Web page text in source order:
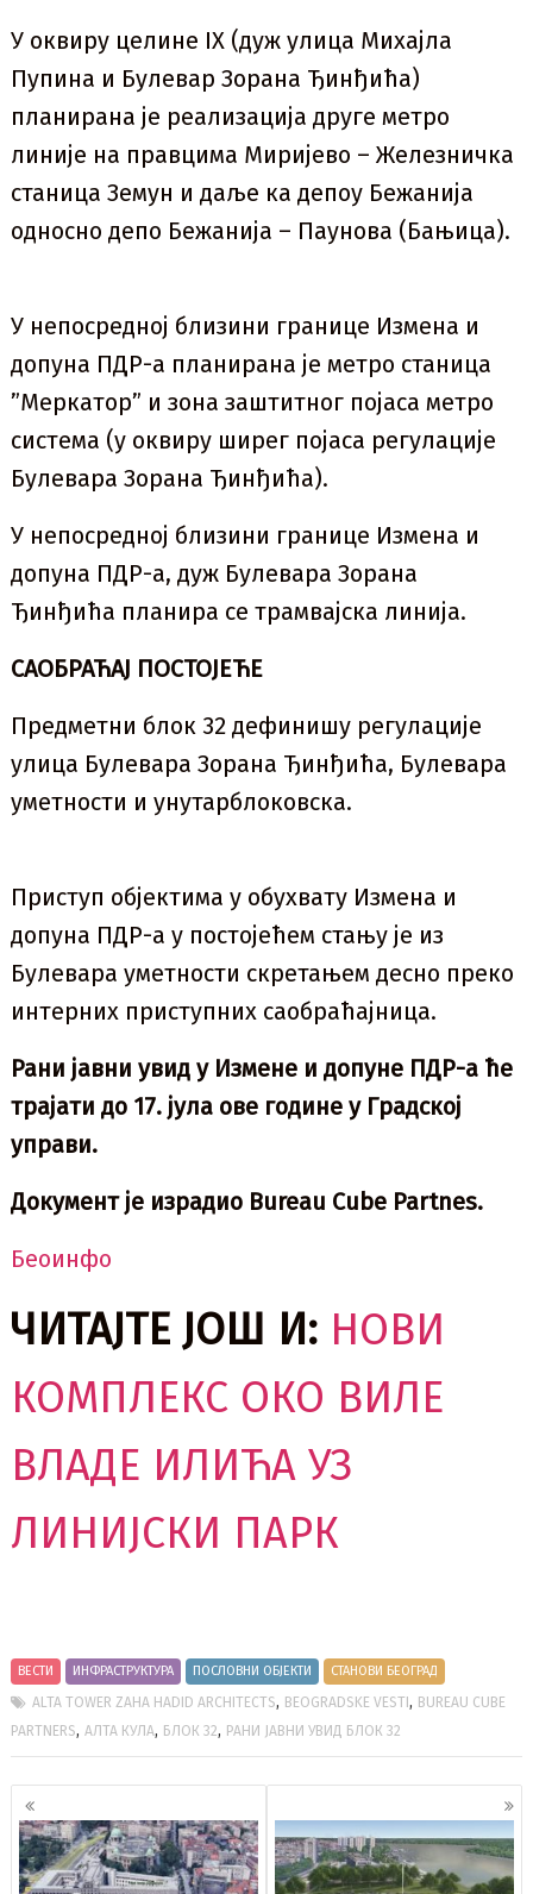
У оквиру целине IX (дуж улица Михајла
Пупина и Булевар Зорана Ђинђића)
планирана је реализација друге метро
линије на правцима Миријево – Железничка
станица Земун и даље ка депоу Бежанија
односно депо Бежанија – Паунова (Бањица).
У непосредној близини границе Измена и
допуна ПДР-а планирана је метро станица
”Меркатор” и зона заштитног појаса метро
система (у оквиру ширег појаса регулације
Булевара Зорана Ђинђића).
У непосредној близини границе Измена и
допуна ПДР-а, дуж Булевара Зорана
Ђинђића планира се трамвајска линија.
САОБРАЋАЈ ПОСТОЈЕЋЕ
Предметни блок 32 дефинишу регулације
улица Булевара Зорана Ђинђића, Булевара
уметности и унутарблоковска.
Приступ објектима у обухвату Измена и
допуна ПДР-а у постојећем стању је из
Булевара уметности скретањем десно преко
интерних приступних саобраћајница.
Рани јавни увид у Измене и допуне ПДР-а ће
трајати до 17. јула ове године у Градској
управи.
Документ је израдио Bureau Cube Partnes.
Беоинфо
ЧИТАЈТЕ ЈОШ И: НОВИ
КОМПЛЕКС ОКО ВИЛЕ
ВЛАДЕ ИЛИЋА УЗ
ЛИНИЈСКИ ПАРК
ВЕСТИ ИНФРАСТРУКТУРА ПОСЛОВНИ ОБЈЕКТИ СТАНОВИ БЕОГРАД
ALTA TOWER ZAHA HADID ARCHITECTS, BEOGRADSKE VESTI, BUREAU CUBE
PARTNERS,АЛТА КУЛА, БЛОК 32, РАНИ ЈАВНИ УВИД БЛОК 32
Кретање
чланака